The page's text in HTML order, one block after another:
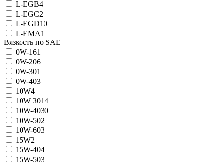
L-EGB4
L-EGC2
L-EGD10
L-EMA1
Вязкость по SAE
0W-161
0W-206
0W-301
0W-403
10W4
10W-3014
10W-4030
10W-502
10W-603
15W2
15W-404
15W-503